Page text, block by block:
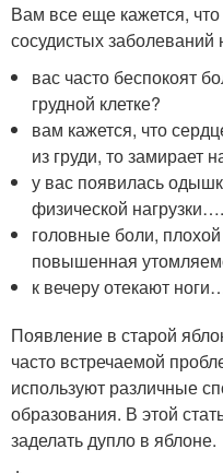
Вам все еще кажется,
сосудистых
вас часто беспокоят
грудной клетке?
вам кажется, что
из груди, то замирает
у вас появилась
физической нагрузки….
головные боли,
повышенная
к вечеру отекают
Появление в старой
часто встречаемой
используют различные
образования. В этой
заделать дупло в яблоне.